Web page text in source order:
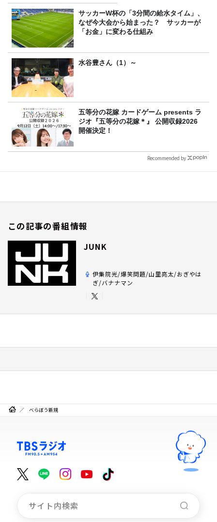
サッカーW杯の「3分間の給水タイム」、
なぜ今大会から始まった？ サッカーが
「お金」に変わる仕組み
水谷豊さん（1）～
五等分の花嫁 カードゲーム presents ラ
ジオ『五等分の花嫁＊』 公開収録2026
開催決定！
Recommended by
この記事の番組情報
JUNK
伊集院光/爆笑問題/山里亮太/おぎやは
ぎ/バナナマン
べらぼう新規